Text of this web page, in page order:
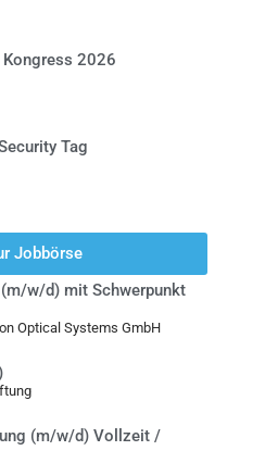
Kongress 2026
Tag
Jobbörse
w/d) mit Schwerpunkt
Optical Systems GmbH
(m/w/d) Vollzeit /